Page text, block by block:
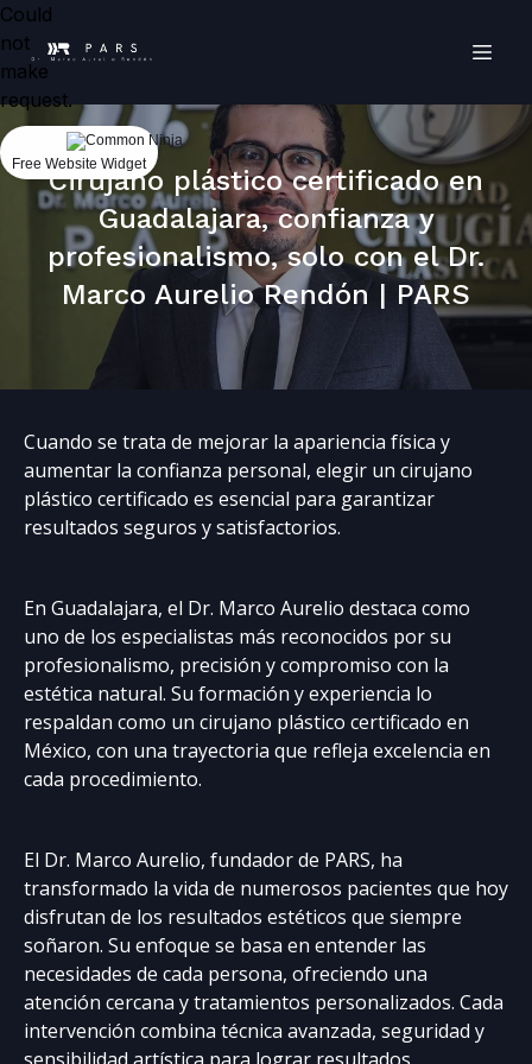
Cirujano plástico certificado en
Guadalajara, confianza y
profesionalismo, solo con el Dr.
Marco Aurelio Rendón | PARS
Cuando se trata de mejorar la apariencia física y
aumentar la confianza personal, elegir un cirujano
plástico certificado es esencial para garantizar
resultados seguros y satisfactorios.
En Guadalajara, el Dr. Marco Aurelio destaca como
uno de los especialistas más reconocidos por su
profesionalismo, precisión y compromiso con la
estética natural. Su formación y experiencia lo
respaldan como un cirujano plástico certificado en
México, con una trayectoria que refleja excelencia en
cada procedimiento.
El Dr. Marco Aurelio, fundador de PARS, ha
transformado la vida de numerosos pacientes que hoy
disfrutan de los resultados estéticos que siempre
soñaron. Su enfoque se basa en entender las
necesidades de cada persona, ofreciendo una
atención cercana y tratamientos personalizados. Cada
intervención combina técnica avanzada, seguridad y
Could
not
make
request.
Free Website Widget